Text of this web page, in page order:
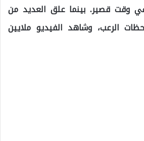
وقت قصير. بينما علق العديد من
الرعب، وشاهد الفيديو ملايين